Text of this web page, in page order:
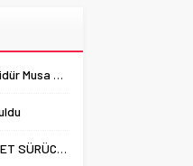
günü
törenle
bölgenin...
Sınavı
yönelik
bugüne
Buluştu
KAYBETTİ